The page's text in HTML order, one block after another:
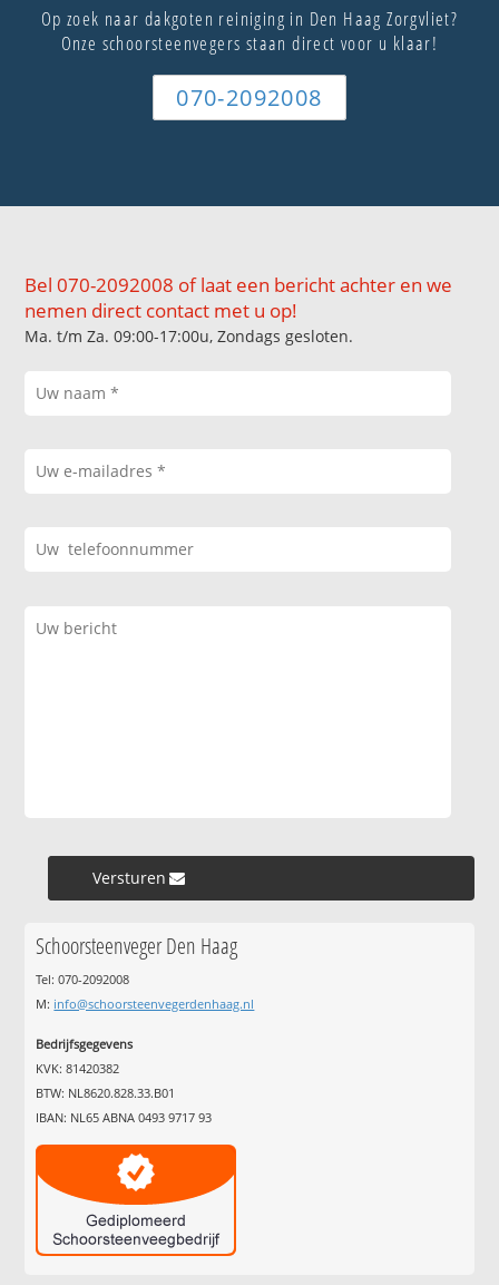
Op zoek naar dakgoten reiniging in Den Haag Zorgvliet?
Onze schoorsteenvegers staan direct voor u klaar!
070-2092008
Bel 070-2092008 of laat een bericht achter en we
nemen direct contact met u op!
Ma. t/m Za. 09:00-17:00u, Zondags gesloten.
Versturen »
Schoorsteenveger Den Haag
Tel: 070-2092008
M: info@schoorsteenvegerdenhaag.nl
Bedrijfsgegevens
KVK: 81420382
BTW: NL8620.828.33.B01
IBAN: NL65 ABNA 0493 9717 93